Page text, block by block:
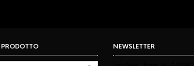
PRODOTTO NEWSLETTER